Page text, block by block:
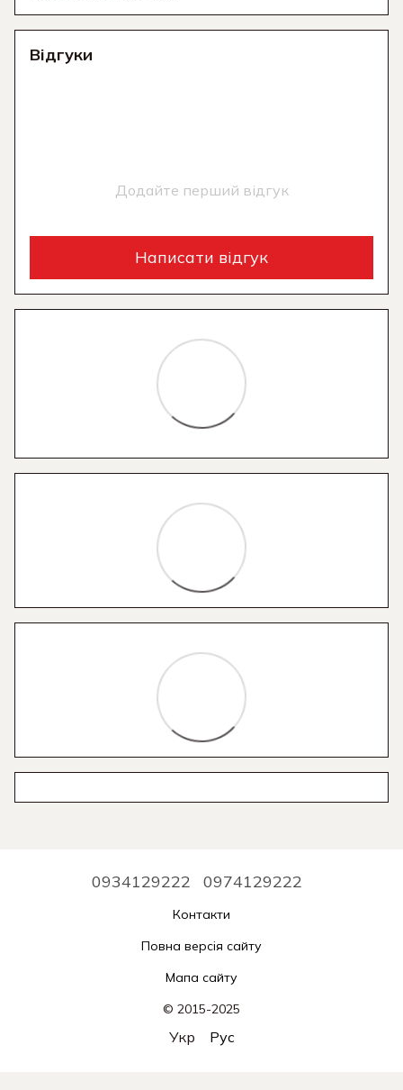
Відгуки
Додайте перший відгук
Написати відгук
0934129222 0974129222
Контакти
Повна версія сайту
Мапа сайту
© 2015-2025
Укр Рус